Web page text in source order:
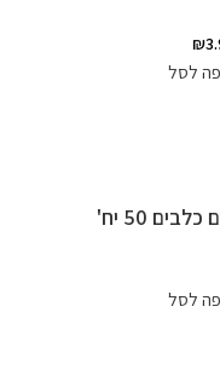
לסל
50 יח'
לסל